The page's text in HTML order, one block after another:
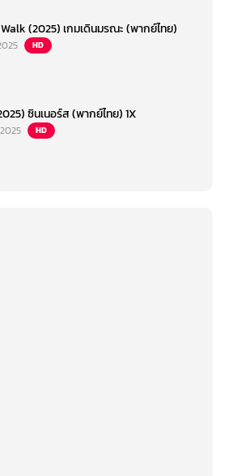
(2025) เกมเดินมรณะ (พากย์ไทย)
HD
ซินเนอร์ส (พากย์ไทย) 1X
2025 HD